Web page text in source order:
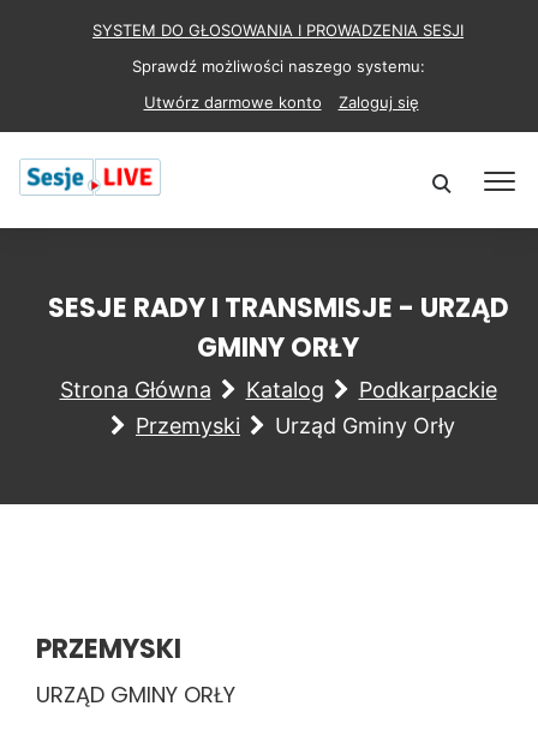
SYSTEM DO GŁOSOWANIA I PROWADZENIA SESJI
Sprawdź możliwości naszego systemu:
Utwórz darmowe konto
Zaloguj się
SESJE RADY I TRANSMISJE - URZĄD
GMINY ORŁY
Strona Główna Katalog
Podkarpackie
Przemyski
Urząd Gminy Orły
PRZEMYSKI
URZĄD GMINY ORŁY